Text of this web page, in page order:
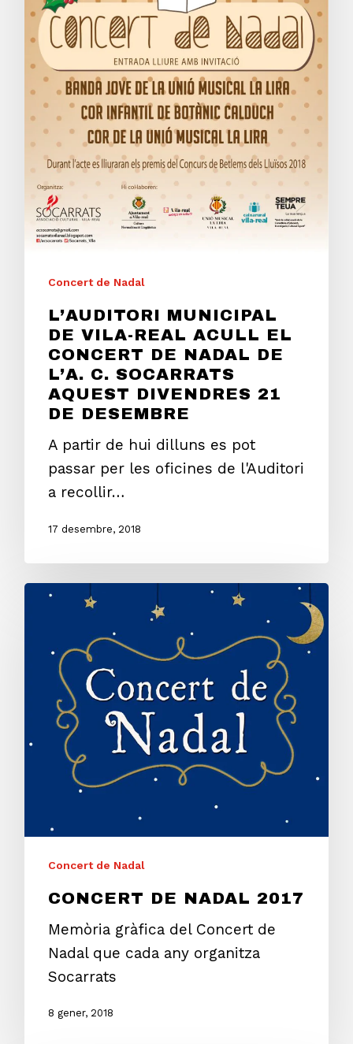
Concert de Nadal
L’AUDITORI MUNICIPAL
DE VILA-REAL ACULL EL
CONCERT DE NADAL DE
L’A. C. SOCARRATS
AQUEST DIVENDRES 21
DE DESEMBRE
A partir de hui dilluns es pot
passar per les oficines de l'Auditori
a recollir…
17 desembre, 2018
Concert de Nadal
CONCERT DE NADAL 2017
Memòria gràfica del Concert de
Nadal que cada any organitza
Socarrats
8 gener, 2018